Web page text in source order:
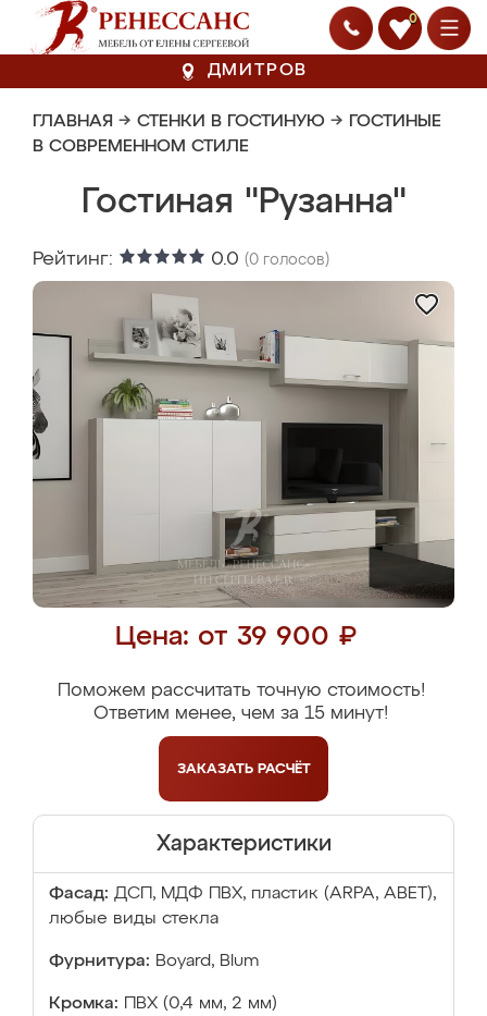
0
ДМИТРОВ
ГЛАВНАЯ → СТЕНКИ В ГОСТИНУЮ → ГОСТИНЫЕ
В СОВРЕМЕННОМ СТИЛЕ
Гостиная "Рузанна"
Рейтинг: 0.0 (0 голосов)
Цена: от 39 900 ₽
Поможем рассчитать точную стоимость!
Ответим менее, чем за 15 минут!
ЗАКАЗАТЬ РАСЧЁТ
Характеристики
Фасад: ДСП, МДФ ПВХ, пластик (ARPA, ABET),
любые виды стекла
Фурнитура: Boyard, Blum
Кромка: ПВХ (0,4 мм, 2 мм)